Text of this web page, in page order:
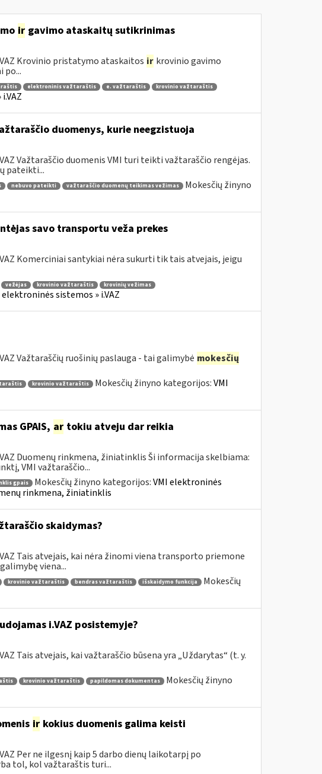
irgavimo ataskaitų sutikrinimas
Krovinio pristatymo ataskaitos ir krovinio gavimo
po...
elektroninis važtaraštis e. važtaraštis krovinio važtaraštis
duomenys, kurie neegzistuoja
Važtaraščio duomenis VMI turi teikti važtaraščio rengėjas.
pateikti...
nebuvo pateikti važtaraščio duomenų teikimas vežimas
Mokesčių žinyno
savo transportu veža prekes
Komerciniai santykiai nėra sukurti tik tais atvejais, jeigu
vežėjas krovinio važtaraštis
krovinių vežimas
elektroninės sistemos » i.VAZ
Važtaraščių ruošinių paslauga - tai galimybė mokesčių
krovinio važtaraštis Mokesčių žinyno kategorijos:VMI
GPAIS, artokiu atveju dar reikia
Duomenų rinkmena, žiniatinklis Ši informacija skelbiama:
VMI važtaraščio...
gpais Mokesčių žinyno kategorijos:VMI elektroninės
rinkmena, žiniatinklis
skaidymas?
Tais atvejais, kai nėra žinomi viena transporto priemone
viena...
krovinio važtaraštis bendras važtaraštis išskaidymo funkcija
Mokesčių
i.VAZ posistemyje?
Tais atvejais, kai važtaraščio būsena yra „Uždarytas“ (t. y.
krovinio važtaraštis papildomas dokumentas
Mokesčių žinyno
irkokius duomenis galima keisti
Per ne ilgesnį kaip 5 darbo dienų laikotarpį po
tol, kol važtaraštis turi...